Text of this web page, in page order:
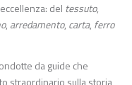
del tessuto,
, arredamento, carta, ferro
da guide che
straordinario sulla storia